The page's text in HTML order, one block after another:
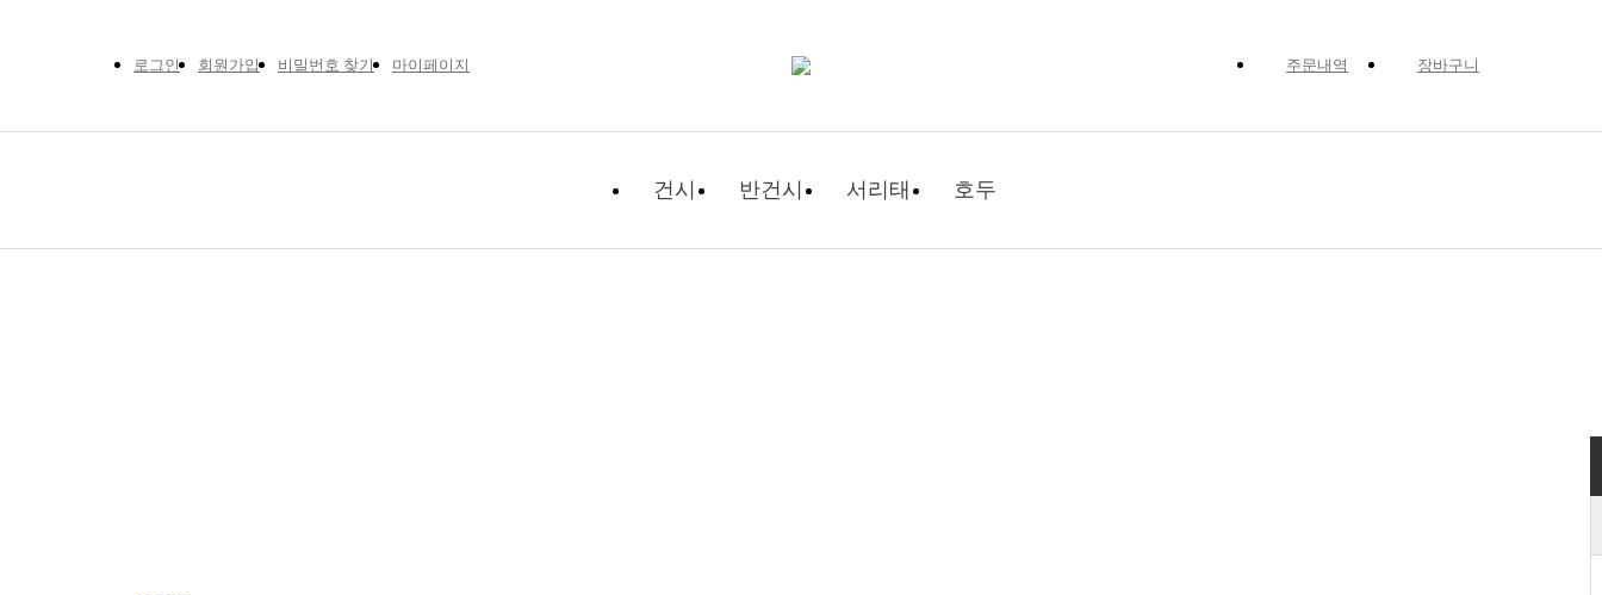
로그인 회원가입 비밀번호 찾기 마이페이지 주문내역 장바구니
건시 반건시 서리태 호두